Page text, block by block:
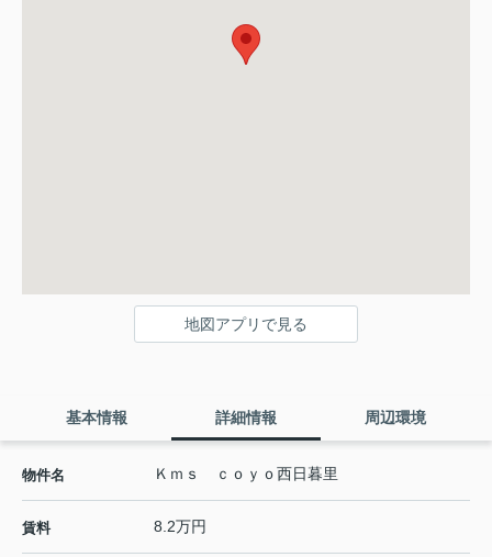
地図アプリで見る
基本情報 詳細情報 周辺環境
物件名 Ｋｍｓ ｃｏｙｏ西日暮里
賃料 8.2万円